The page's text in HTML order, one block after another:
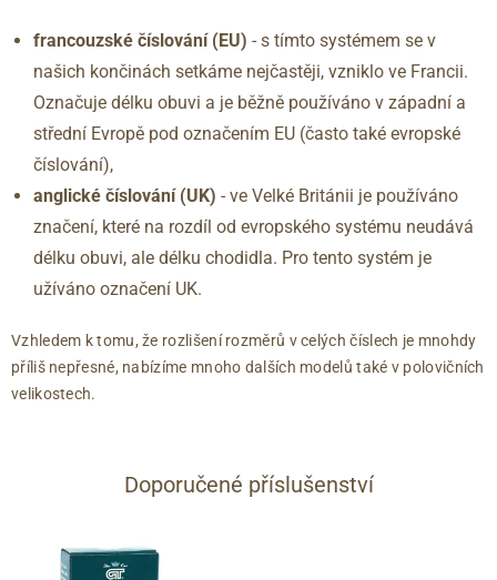
44
44.5
45
46
46.5
47
9.5
10
10.5
11
12
292
296
300
304
313
francouzské číslování (EU) - s tímto systémem se v
našich končinách setkáme nejčastěji, vzniklo ve Francii.
Označuje délku obuvi a je běžně používáno v západní a
střední Evropě pod označením EU (často také evropské
číslování),
anglické číslování (UK) - ve Velké Británii je používáno
značení, které na rozdíl od evropského systému neudává
délku obuvi, ale délku chodidla. Pro tento systém je
užíváno označení UK.
Vzhledem k tomu, že rozlišení rozměrů v celých číslech je mnohdy
příliš nepřesné, nabízíme mnoho dalších modelů také v polovičních
velikostech.
Doporučené příslušenství